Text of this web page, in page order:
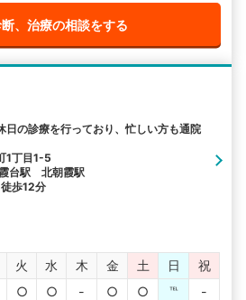
、治療の相談をする
日の診療を行っており、忙しい方も通院
1丁目1-5
台駅 北朝霞駅
歩12分
火 水 木 金 土 日
祝
○ ○ - ○ ○ ℡
-